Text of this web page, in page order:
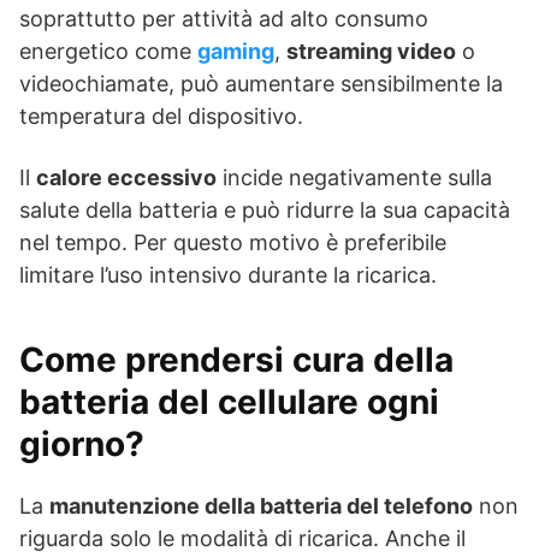
soprattutto per attività ad alto consumo
energetico come gaming, streaming video o
videochiamate, può aumentare sensibilmente la
temperatura del dispositivo.
Il calore eccessivo incide negativamente sulla
salute della batteria e può ridurre la sua capacità
nel tempo. Per questo motivo è preferibile
limitare l’uso intensivo durante la ricarica.
Come prendersi cura della
batteria del cellulare ogni
giorno?
La manutenzione della batteria del telefono non
riguarda solo le modalità di ricarica. Anche il